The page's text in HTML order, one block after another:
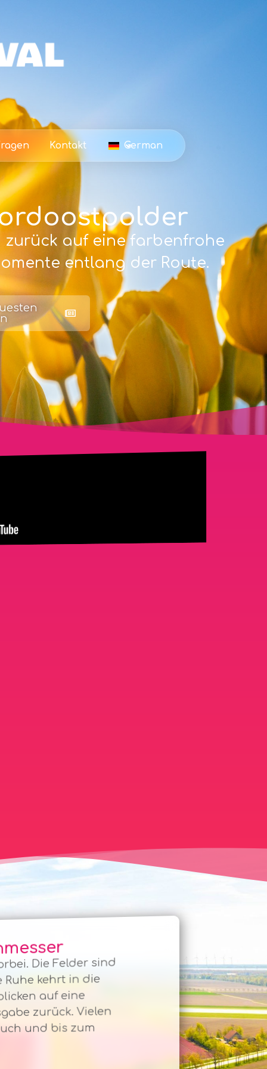
Kontakt German
zurück auf eine farbenfrohe
entlang der Route.
Die Felder sind
kehrt in die
auf eine
zurück. Vielen
und bis zum